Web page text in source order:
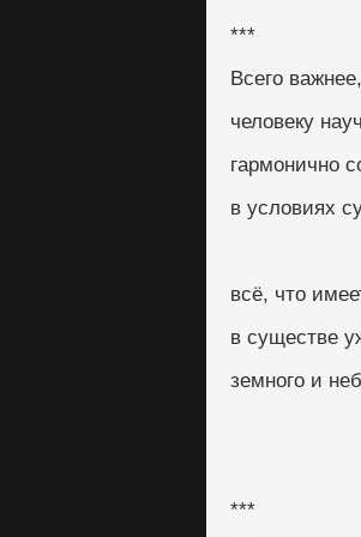
***
Всего
человеку
гармонично
в условиях
всё, что
в существе
земного и
***